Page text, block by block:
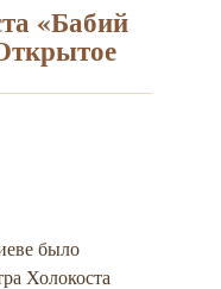
Кавказ»
«Бабий
было
Холокоста